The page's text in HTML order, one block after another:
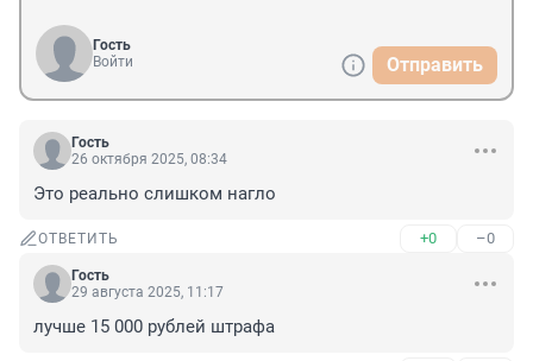
Гость
Войти
Отправить
Гость
26 октября 2025, 08:34
Это реально слишком нагло
ОТВЕТИТЬ +0 –0
Гость
29 августа 2025, 11:17
лучше 15 000 рублей штрафа